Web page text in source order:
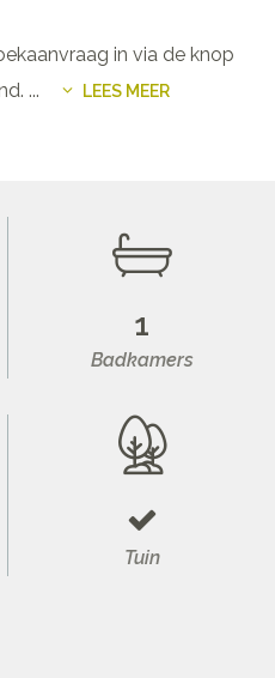
in via de knop
... LEES MEER
1
Badkamers
Tuin